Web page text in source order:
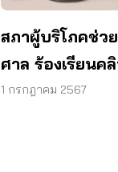
สภาผู้บริโภคช่ว
ศาล ร้องเรียนค
คอร์สสุขภาพ สุด
1 กรกฎาคม 2567